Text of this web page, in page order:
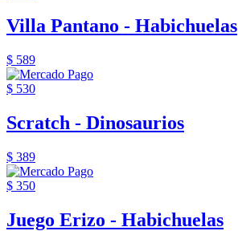
Villa Pantano - Habichuelas
$ 589
$ 530
Scratch - Dinosaurios
$ 389
$ 350
Juego Erizo - Habichuelas